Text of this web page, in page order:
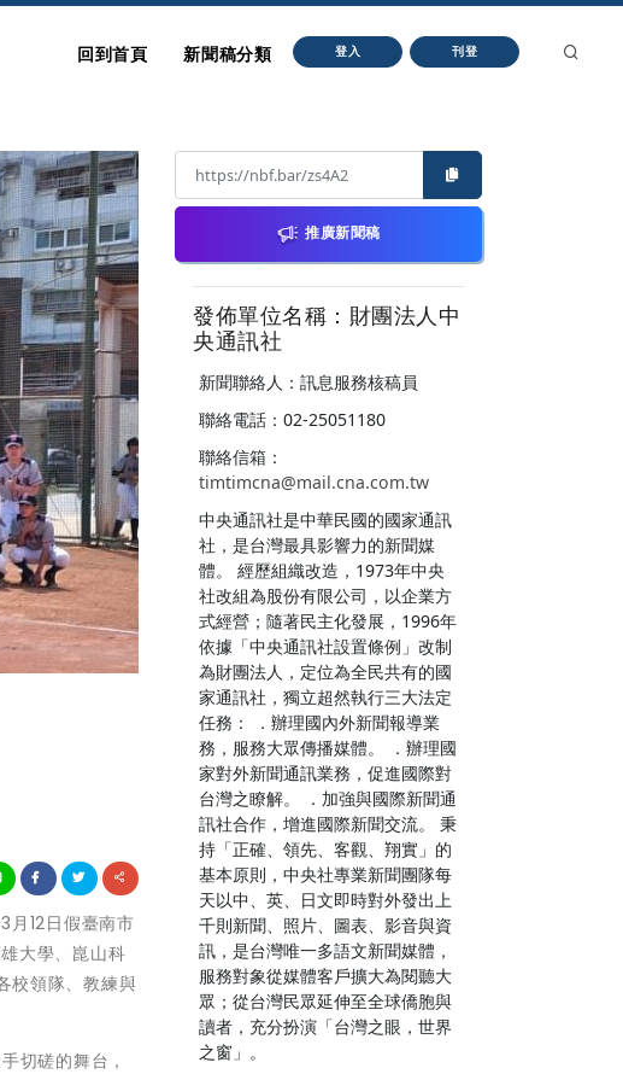
回到首頁 新聞稿分類 登入 刊登
12日假臺南市
大學、崑山科
校領隊、教練與
切磋的舞台，
推廣新聞稿
發佈單位名稱：財團法人中
央通訊社
新聞聯絡人：訊息服務核稿員
聯絡電話：02-25051180
聯絡信箱：
timtimcna@mail.cna.com.tw
中央通訊社是中華民國的國家通訊
社，是台灣最具影響力的新聞媒
體。 經歷組織改造，1973年中央
社改組為股份有限公司，以企業方
式經營；隨著民主化發展，1996年
依據「中央通訊社設置條例」改制
為財團法人，定位為全民共有的國
家通訊社，獨立超然執行三大法定
任務： ．辦理國內外新聞報導業
務，服務大眾傳播媒體。 ．辦理國
家對外新聞通訊業務，促進國際對
台灣之瞭解。 ．加強與國際新聞通
訊社合作，增進國際新聞交流。 秉
持「正確、領先、客觀、翔實」的
基本原則，中央社專業新聞團隊每
天以中、英、日文即時對外發出上
千則新聞、照片、圖表、影音與資
訊，是台灣唯一多語文新聞媒體，
服務對象從媒體客戶擴大為閱聽大
眾；從台灣民眾延伸至全球僑胞與
讀者，充分扮演「台灣之眼，世界
之窗」。